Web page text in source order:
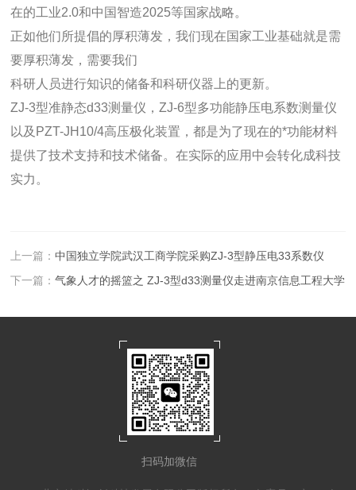
在的工业2.0和中国智造2025等国家战略。
正如他们所提倡的厚积薄发，我们现在国家工业基础就是需
要厚积薄发，需要我们
科研人员进行知识的储备和科研仪器上的更新。
ZJ-3型准静态d33测量仪，ZJ-6型多功能静压电系数测量仪
以及PZT-JH10/4高压极化装置，都是为了现在的*功能材料
提供了技术支持和技术储备。在实际的应用中会转化成科技
实力。
上一篇：中国独立学院武汉工商学院采购ZJ-3型静压电33系数仪
下一篇：气象人才的摇篮之 ZJ-3型d33测量仪走进南京信息工程大学
扫码加微信